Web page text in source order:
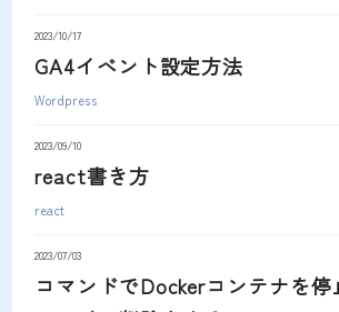
2023/10/17
GA4イベント設定方法
Wordpress
2023/09/10
react書き方
react
2023/07/03
コマンドでDockerコンテナを停